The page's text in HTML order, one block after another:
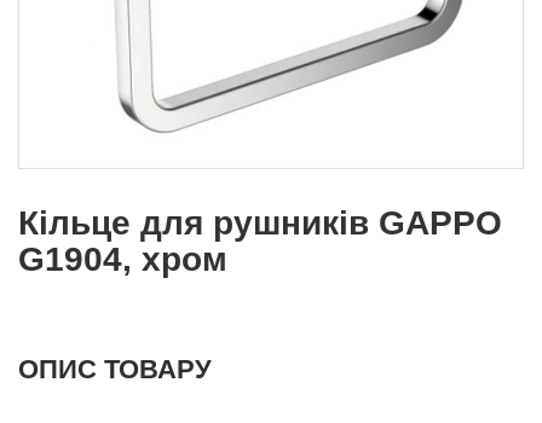
Кільце для рушників GAPPO
G1904, хром
ОПИС ТОВАРУ